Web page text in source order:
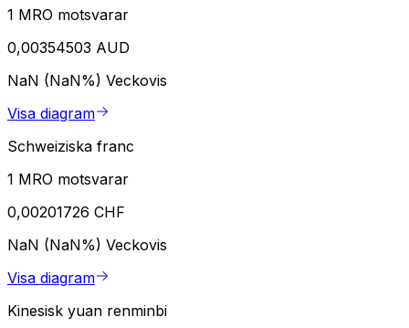
1 MRO motsvarar
0,00354503 AUD
NaN (NaN%) Veckovis
Visa diagram
Schweiziska franc
1 MRO motsvarar
0,00201726 CHF
NaN (NaN%) Veckovis
Visa diagram
Kinesisk yuan renminbi